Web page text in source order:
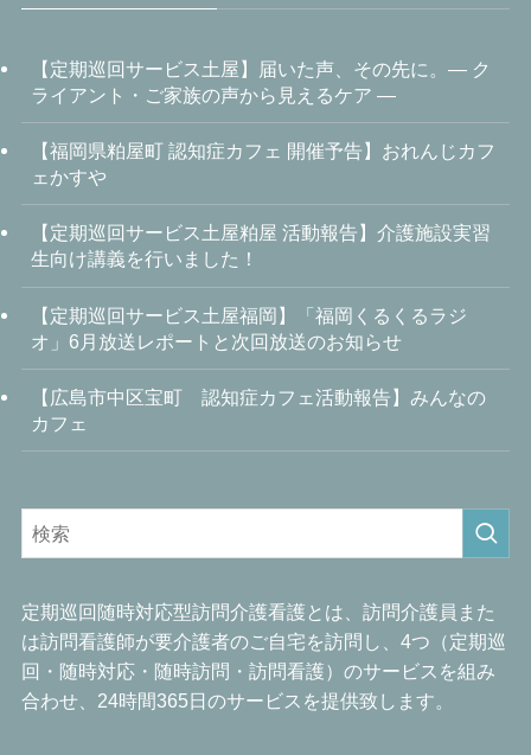
【定期巡回サービス土屋】届いた声、その先に。― ク
ライアント・ご家族の声から見えるケア ―
【福岡県粕屋町 認知症カフェ 開催予告】おれんじカフ
ェかすや
【定期巡回サービス土屋粕屋 活動報告】介護施設実習
生向け講義を行いました！
【定期巡回サービス土屋福岡】「福岡くるくるラジ
オ」6月放送レポートと次回放送のお知らせ
【広島市中区宝町 認知症カフェ活動報告】みんなの
カフェ
定期巡回随時対応型訪問介護看護とは、訪問介護員また
は訪問看護師が要介護者のご自宅を訪問し、4つ（定期巡
回・随時対応・随時訪問・訪問看護）のサービスを組み
合わせ、24時間365日のサービスを提供致します。